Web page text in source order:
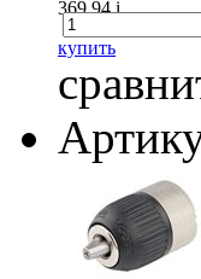
369.94i
купить